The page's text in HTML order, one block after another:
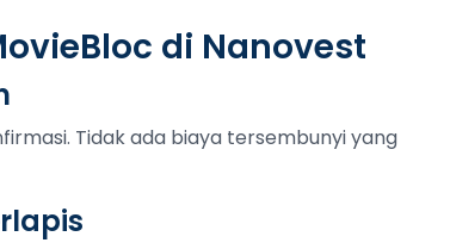
di Nanovest
Tidak ada biaya tersembunyi yang